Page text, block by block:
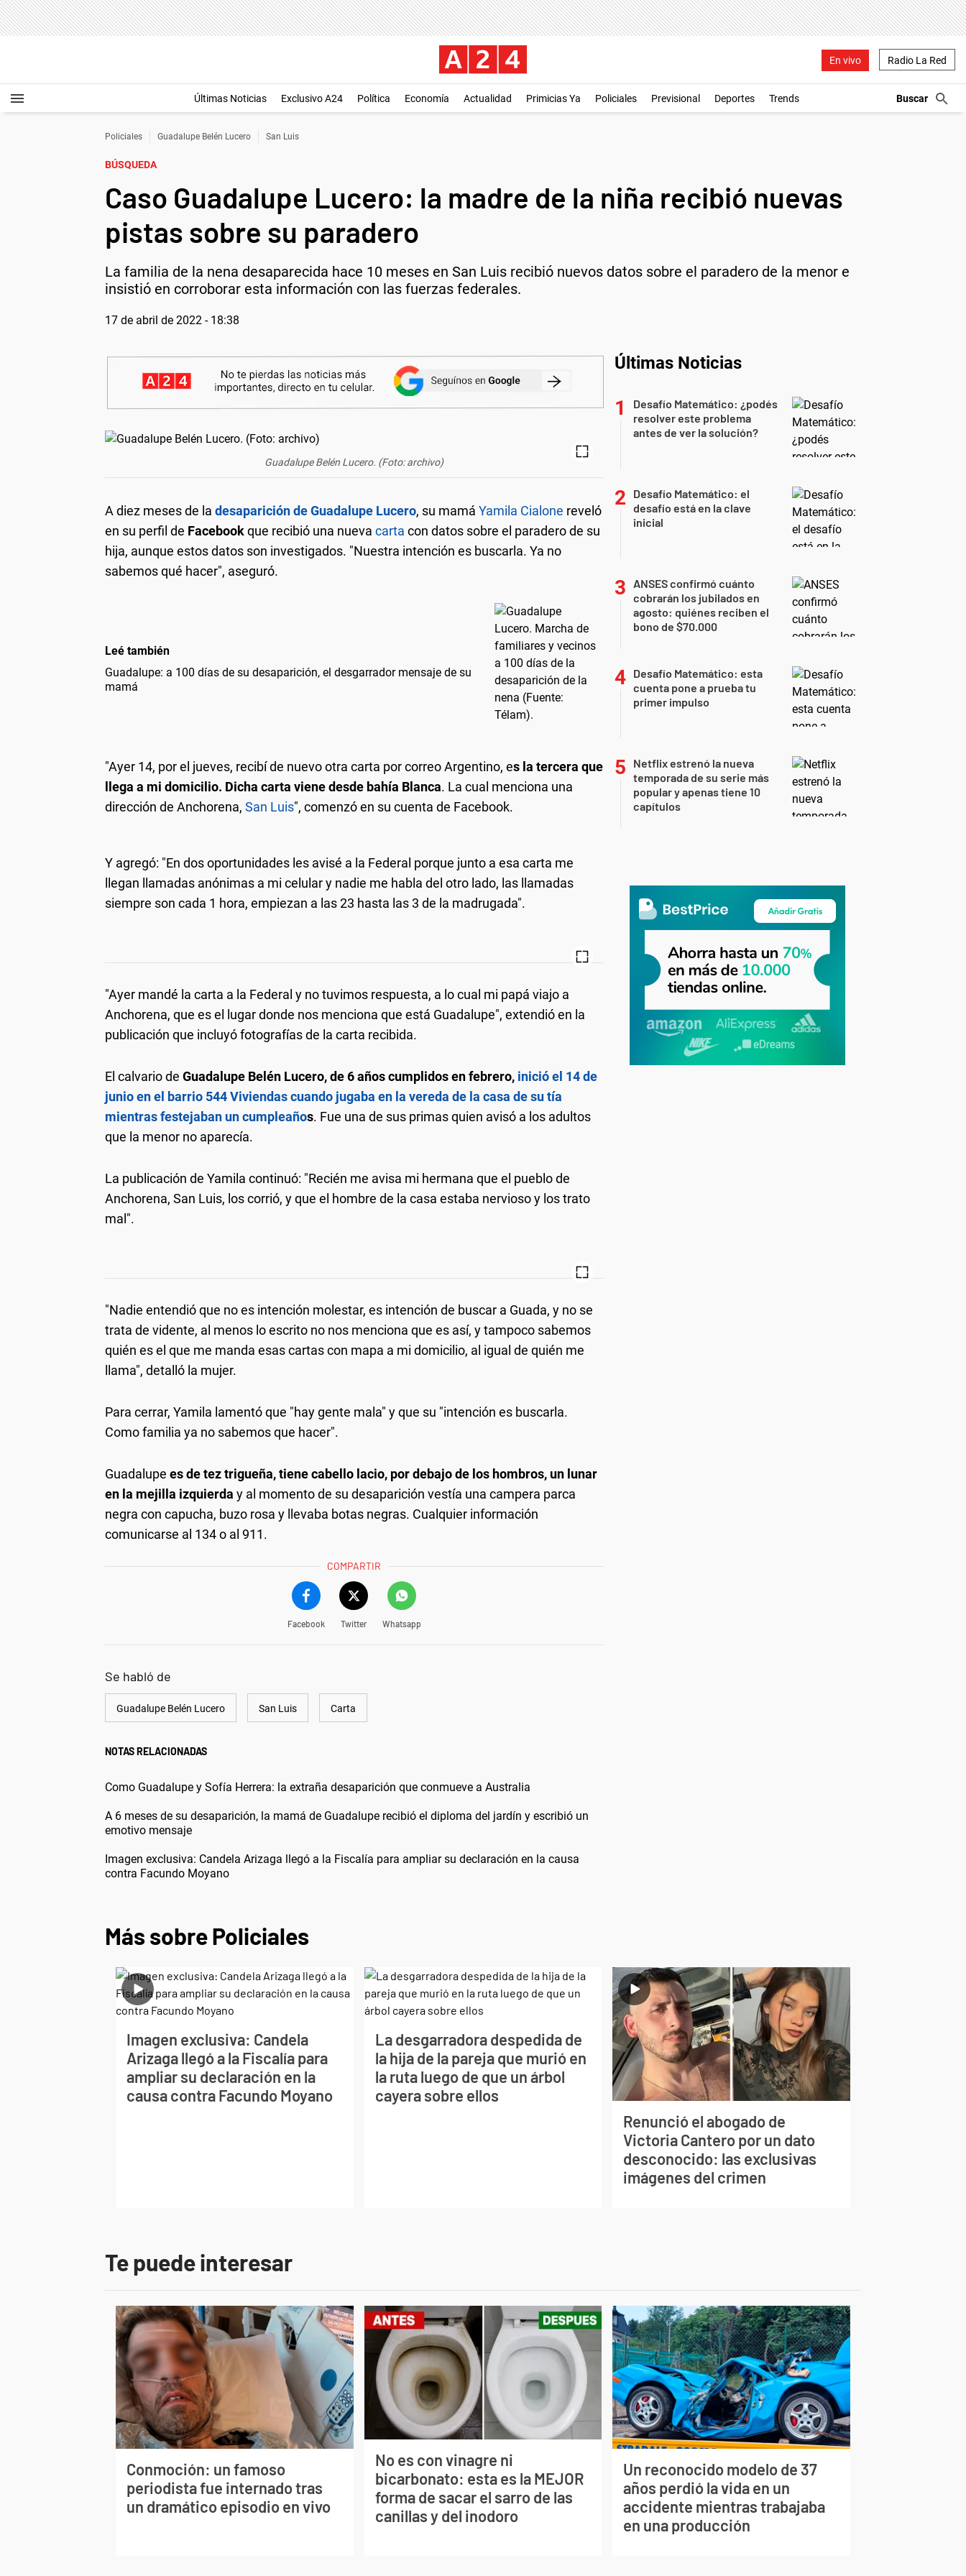
En vivo Radio La Red
Últimas Noticias Exclusivo A24 Política Economía Actualidad Primicias Ya Policiales Previsional Deportes Trends
Policiales Guadalupe Belén Lucero San Luis
BÚSQUEDA
Caso Guadalupe Lucero: la madre de la niña recibió nuevas
pistas sobre su paradero
La familia de la nena desaparecida hace 10 meses en San Luis recibió nuevos datos sobre el paradero de la menor e
insistió en corroborar esta información con las fuerzas federales.
17 de abril de 2022 - 18:38
Guadalupe Belén Lucero. (Foto: archivo)
A diez meses de la desaparición de Guadalupe Lucero, su mamá Yamila Cialone reveló
en su perfil de Facebookque recibió una nueva carta con datos sobre el paradero de su
hija, aunque estos datos son investigados. "Nuestra intención es buscarla. Ya no
sabemos qué hacer", aseguró.
Leé también
Guadalupe: a 100 días de su desaparición, el desgarrador mensaje de su
mamá
"Ayer 14, por el jueves, recibí de nuevo otra carta por correo Argentino, es la tercera que
llega a mi domicilio. Dicha carta viene desde bahía Blanca. La cual menciona una
dirección de Anchorena, San Luis", comenzó en su cuenta de Facebook.
Y agregó: "En dos oportunidades les avisé a la Federal porque junto a esa carta me
llegan llamadas anónimas a mi celular y nadie me habla del otro lado, las llamadas
siempre son cada 1 hora, empiezan a las 23 hasta las 3 de la madrugada".
"Ayer mandé la carta a la Federal y no tuvimos respuesta, a lo cual mi papá viajo a
Anchorena, que es el lugar donde nos menciona que está Guadalupe", extendió en la
publicación que incluyó fotografías de la carta recibida.
El calvario de Guadalupe Belén Lucero, de 6 años cumplidos en febrero, inició el 14 de
junio en el barrio 544 Viviendas cuando jugaba en la vereda de la casa de su tía
mientras festejaban un cumpleaños. Fue una de sus primas quien avisó a los adultos
que la menor no aparecía.
La publicación de Yamila continuó: "Recién me avisa mi hermana que el pueblo de
Anchorena, San Luis, los corrió, y que el hombre de la casa estaba nervioso y los trato
mal".
"Nadie entendió que no es intención molestar, es intención de buscar a Guada, y no se
trata de vidente, al menos lo escrito no nos menciona que es así, y tampoco sabemos
quién es el que me manda esas cartas con mapa a mi domicilio, al igual de quién me
llama", detalló la mujer.
Para cerrar, Yamila lamentó que "hay gente mala" y que su "intención es buscarla.
Como familia ya no sabemos que hacer".
Guadalupe es de tez trigueña, tiene cabello lacio, por debajo de los hombros, un lunar
en la mejilla izquierda y al momento de su desaparición vestía una campera parca
negra con capucha, buzo rosa y llevaba botas negras. Cualquier información
comunicarse al 134 o al 911.
COMPARTIR
Facebook Twitter Whatsapp
Se habló de
Guadalupe Belén Lucero San Luis Carta
NOTAS RELACIONADAS
Como Guadalupe y Sofía Herrera: la extraña desaparición que conmueve a Australia
A 6 meses de su desaparición, la mamá de Guadalupe recibió el diploma del jardín y escribió un
emotivo mensaje
Imagen exclusiva: Candela Arizaga llegó a la Fiscalía para ampliar su declaración en la causa
contra Facundo Moyano
Últimas Noticias
Desafío Matemático: ¿podés
resolver este problema
antes de ver la solución?
Desafío Matemático: el
desafío está en la clave
inicial
ANSES confirmó cuánto
cobrarán los jubilados en
agosto: quiénes reciben el
bono de $70.000
Desafío Matemático: esta
cuenta pone a prueba tu
primer impulso
Netflix estrenó la nueva
temporada de su serie más
popular y apenas tiene 10
capítulos
Más sobre Policiales
Imagen exclusiva: Candela
Arizaga llegó a la Fiscalía para
ampliar su declaración en la
causa contra Facundo Moyano
La desgarradora despedida de
la hija de la pareja que murió en
la ruta luego de que un árbol
cayera sobre ellos
Renunció el abogado de
Victoria Cantero por un dato
desconocido: las exclusivas
imágenes del crimen
Te puede interesar
Conmoción: un famoso
periodista fue internado tras
un dramático episodio en vivo
No es con vinagre ni
bicarbonato: esta es la MEJOR
forma de sacar el sarro de las
canillas y del inodoro
Un reconocido modelo de 37
años perdió la vida en un
accidente mientras trabajaba
en una producción